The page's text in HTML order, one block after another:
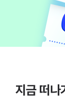
지금 떠나